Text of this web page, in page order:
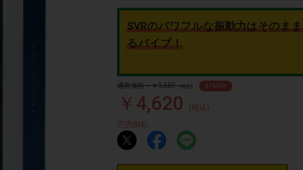
SVRのパワフルな振動力はそのま
るバイブ！
通常価格：￥9,559 (税込) 51 %OFF
￥4,620
(税込)
完売御礼